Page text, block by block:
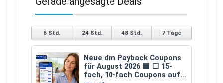
6 Std. 24 Std. 48 Std. 7 Tage
Neue dm Payback Coupons
für August 2026 🟦 ⬜ 15-
fach, 10-fach Coupons auf